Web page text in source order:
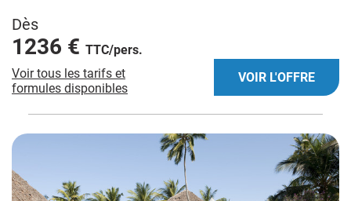
Dès
1236 € TTC/pers.
Voir tous les tarifs et
formules disponibles
VOIR L'OFFRE